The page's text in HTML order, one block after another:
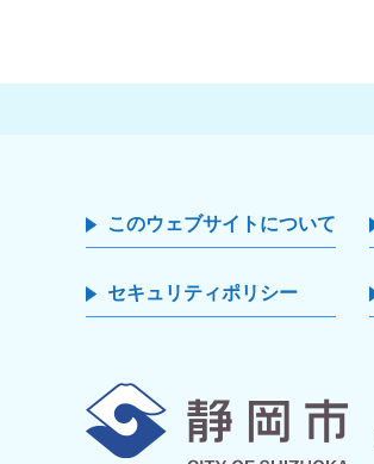
このウェブサイトについて
セキュリティポリシー